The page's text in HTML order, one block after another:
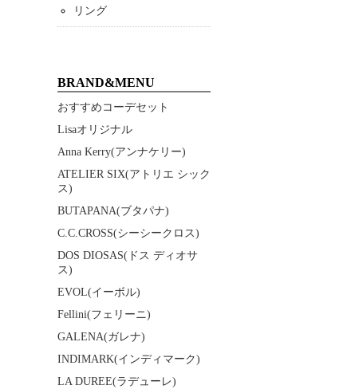
リング
BRAND&MENU
おすすめコーデセット
Lisaオリジナル
Anna Kerry(アンナケリー)
ATELIER SIX(アトリエ シック
ス)
BUTAPANA(ブタパナ)
C.C.CROSS(シーシークロス)
DOS DIOSAS(ドス ディオサ
ス)
EVOL(イーボル)
Fellini(フェリーニ)
GALENA(ガレナ)
INDIMARK(インディマーク)
LA DUREE(ラデューレ)